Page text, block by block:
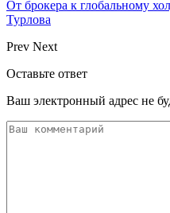
От брокера к глобальному
Турлова
Prev Next
Оставьте ответ
Ваш электронный адрес не